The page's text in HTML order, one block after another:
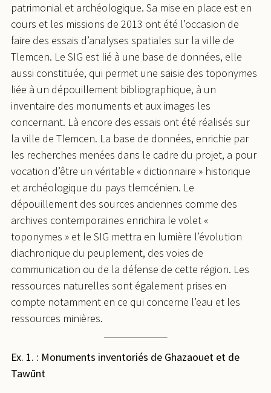
patrimonial et archéologique. Sa mise en place est en
cours et les missions de 2013 ont été l’occasion de
faire des essais d’analyses spatiales sur la ville de
Tlemcen. Le SIG est lié à une base de données, elle
aussi constituée, qui permet une saisie des toponymes
liée à un dépouillement bibliographique, à un
inventaire des monuments et aux images les
concernant. Là encore des essais ont été réalisés sur
la ville de Tlemcen. La base de données, enrichie par
les recherches menées dans le cadre du projet, a pour
vocation d’être un véritable « dictionnaire » historique
et archéologique du pays tlemcénien. Le
dépouillement des sources anciennes comme des
archives contemporaines enrichira le volet «
toponymes » et le SIG mettra en lumière l’évolution
diachronique du peuplement, des voies de
communication ou de la défense de cette région. Les
ressources naturelles sont également prises en
compte notamment en ce qui concerne l’eau et les
ressources minières.
Ex. 1. : Monuments inventoriés de Ghazaouet et de
Tawūnt